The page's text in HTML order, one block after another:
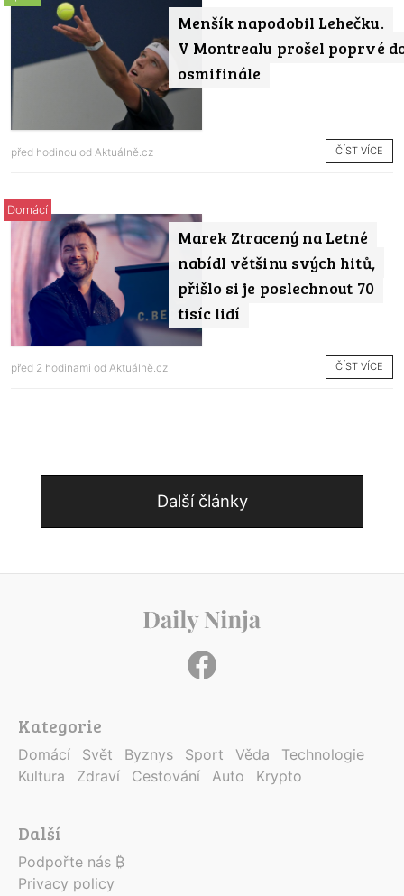
Menšík napodobil Lehečku.
V Montrealu prošel poprvé
osmifinále
před hodinou od Aktuálně.cz ČÍST VÍCE
Marek Ztracený na Letné
nabídl většinu svých hitů,
přišlo si je poslechnout 70
tisíc lidí
Domácí
před 2 hodinami od Aktuálně.cz ČÍST VÍCE
Další články
Kategorie
Domácí Svět Byznys Sport Věda
Technologie
Kultura
Zdraví Cestování Auto Krypto
Další
Podpořte nás ₿
Privacy policy